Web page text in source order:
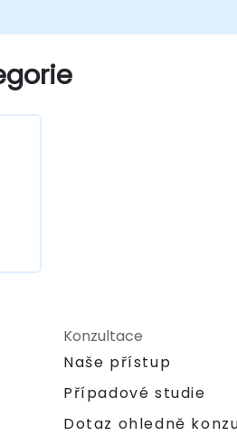
Konzultace
Naše přístup
Případové studie
Dotaz ohledně